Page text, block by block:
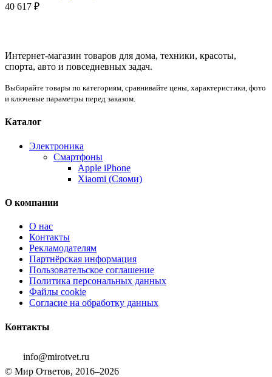
40 617 ₽
Интернет-магазин товаров для дома, техники, красоты,
спорта, авто и повседневных задач.
Выбирайте товары по категориям, сравнивайте цены, характеристики, фото
и ключевые параметры перед заказом.
Каталог
Электроника
Смартфоны
Apple iPhone
Xiaomi (Сяоми)
О компании
О нас
Контакты
Рекламодателям
Партнёрская информация
Пользовательское соглашение
Политика персональных данных
Файлы cookie
Согласие на обработку данных
Контакты
info@mirotvet.ru
© Мир Ответов, 2016–2026